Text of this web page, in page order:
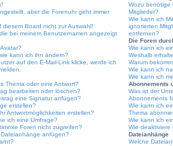
aber die Forenuhr geht immer
Board nicht zur Auswahl!
bei meinem Benutzernamen angezeigt
kann ich ihn ändern?
auf den E-Mail-Link klicke, werde ich
Thema oder eine Antwort?
bearbeiten oder löschen?
eine Signatur anfügen?
erstellen?
Antwortmöglichkeiten erstellen?
ich eine Umfrage?
Foren nicht zugreifen?
anfügen?
Wozu benötige
Mitglieder?
Wie kann ich
ignorierten
entfernen?
Die Foren
Wie kann ich
Weshalb
Warum
Wie kann ich
Wie kann ich
Abonnements
Was ist der
Abonnements
Wie kann ich
Thema
Wie kann ich
Wie deaktiviere
Dateianhänge
Welche